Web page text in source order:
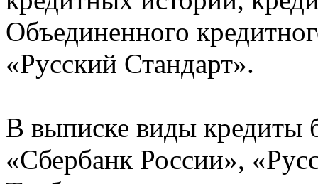
Объединенного
«Русский Стандарт».
В выписке виды кредиты
«Сбербанк России»,